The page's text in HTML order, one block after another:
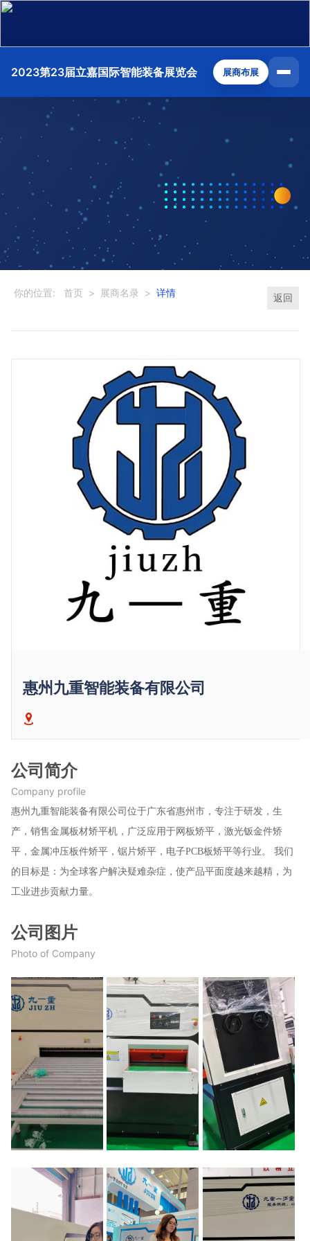
2023第23届立嘉国际智能装备展览会 展商布展
你的位置: 首页 > 展商名录 > 详情 返回
惠州九重智能装备有限公司
公司简介
Company profile
惠州九重智能装备有限公司位于广东省惠州市，专注于研发，生
产，销售金属板材矫平机，广泛应用于网板矫平，激光钣金件矫
平，金属冲压板件矫平，锯片矫平，电子PCB板矫平等行业。 我们
的目标是：为全球客户解决疑难杂症，使产品平面度越来越精，为
工业进步贡献力量。
公司图片
Photo of Company